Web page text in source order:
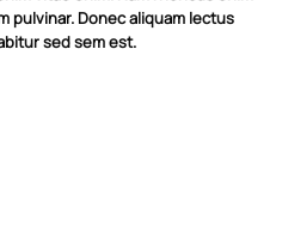
pulvinar. Donec aliquam lectus
sed sem est.